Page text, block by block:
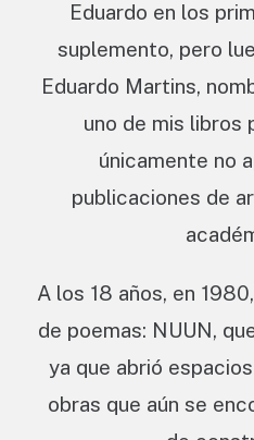
Eduardo en los
suplemento, pero
Eduardo Martins,
uno de mis libros
únicamente no
publicaciones de
A los 18 años, en
de poemas: NUUN,
ya que abrió
obras que aún se